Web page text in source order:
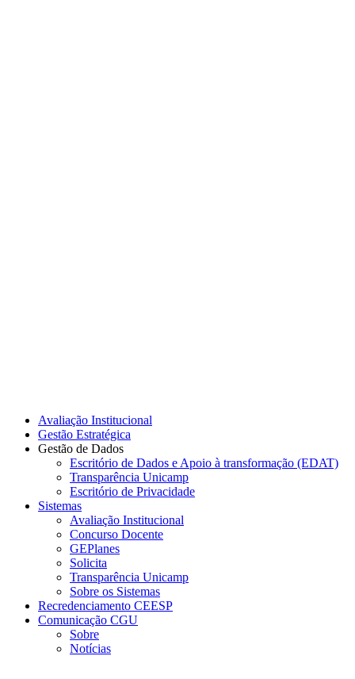
Avaliação Institucional
Gestão Estratégica
Gestão de Dados
Escritório de Dados e Apoio à transformação (EDAT)
Transparência Unicamp
Escritório de Privacidade
Sistemas
Avaliação Institucional
Concurso Docente
GEPlanes
Solicita
Transparência Unicamp
Sobre os Sistemas
Recredenciamento CEESP
Comunicação CGU
Sobre
Notícias